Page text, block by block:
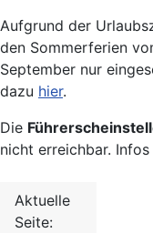
Aufgrund der
den Sommerferien
September nur
dazu hier.
Die
nicht erreichbar.
Aktuelle
Seite: